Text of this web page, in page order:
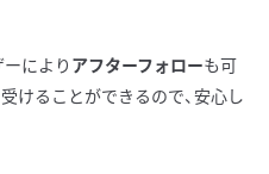
により アフターフォローも可
けることができるので、安心し